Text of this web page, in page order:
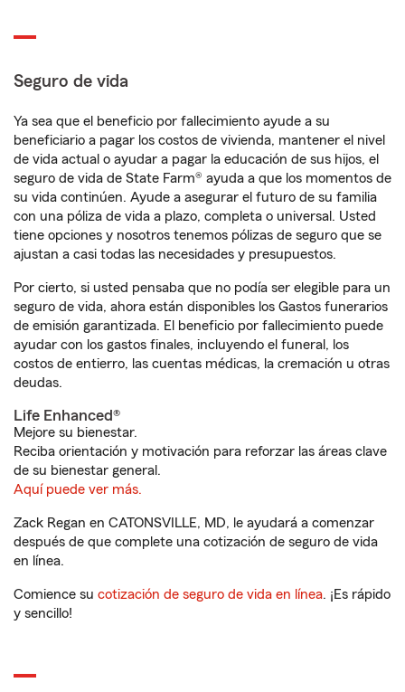
Seguro de vida
Ya sea que el beneficio por fallecimiento ayude a su
beneficiario a pagar los costos de vivienda, mantener el nivel
de vida actual o ayudar a pagar la educación de sus hijos, el
seguro de vida de State Farm® ayuda a que los momentos de
su vida continúen. Ayude a asegurar el futuro de su familia
con una póliza de vida a plazo, completa o universal. Usted
tiene opciones y nosotros tenemos pólizas de seguro que se
ajustan a casi todas las necesidades y presupuestos.
Por cierto, si usted pensaba que no podía ser elegible para un
seguro de vida, ahora están disponibles los Gastos funerarios
de emisión garantizada. El beneficio por fallecimiento puede
ayudar con los gastos finales, incluyendo el funeral, los
costos de entierro, las cuentas médicas, la cremación u otras
deudas.
Life Enhanced®
Mejore su bienestar.
Reciba orientación y motivación para reforzar las áreas clave
de su bienestar general.
Aquí puede ver más.
Zack Regan en CATONSVILLE, MD, le ayudará a comenzar
después de que complete una cotización de seguro de vida
en línea.
Comience su cotización de seguro de vida en línea. ¡Es rápido
y sencillo!